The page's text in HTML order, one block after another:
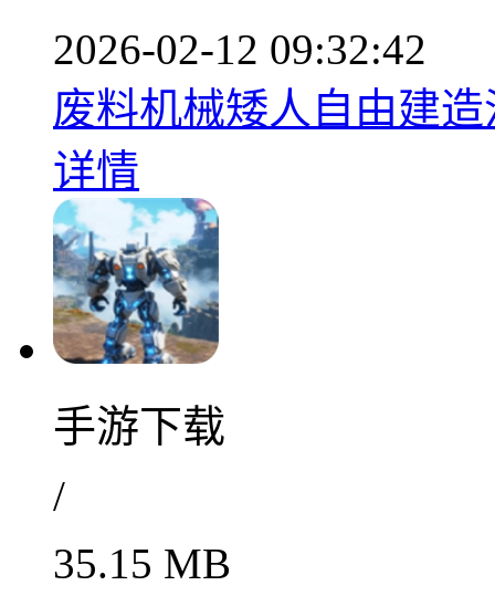
2026-02-12 09:32:42
废料机械矮人自由建
详情
手游下载
/
35.15 MB